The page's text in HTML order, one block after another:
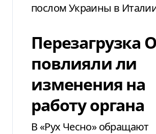
послом Украины в
Перезагрузка
повлияли ли
изменения на
работу органа
В «Рух Чесно» обращают